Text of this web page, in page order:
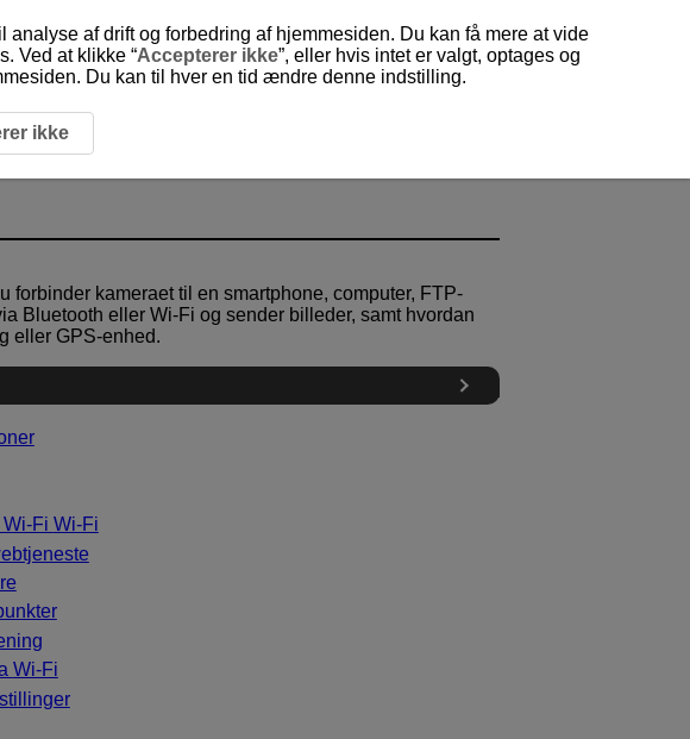
forbinder kameraet til en smartphone, computer, FTP-
Bluetooth eller Wi-Fi og sender billeder, samt hvordan
eller GPS-enhed.
Fi Wi-Fi
Wi-Fi
af drift og forbedring af hjemmesiden. Du kan få mere at vide
Ved at klikke “Accepterer ikke”, eller hvis intet er valgt, optages og
Du kan til hver en tid ændre denne indstilling.
ikke